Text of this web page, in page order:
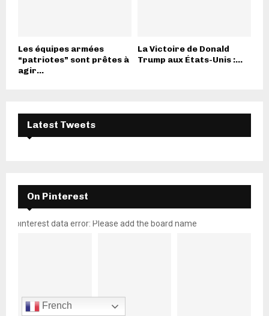
Les équipes armées
“patriotes” sont prêtes à
agir...
La Victoire de Donald
Trump aux États-Unis :...
Latest Tweets
On Pinterest
pinterest data error: Please add the board name
French